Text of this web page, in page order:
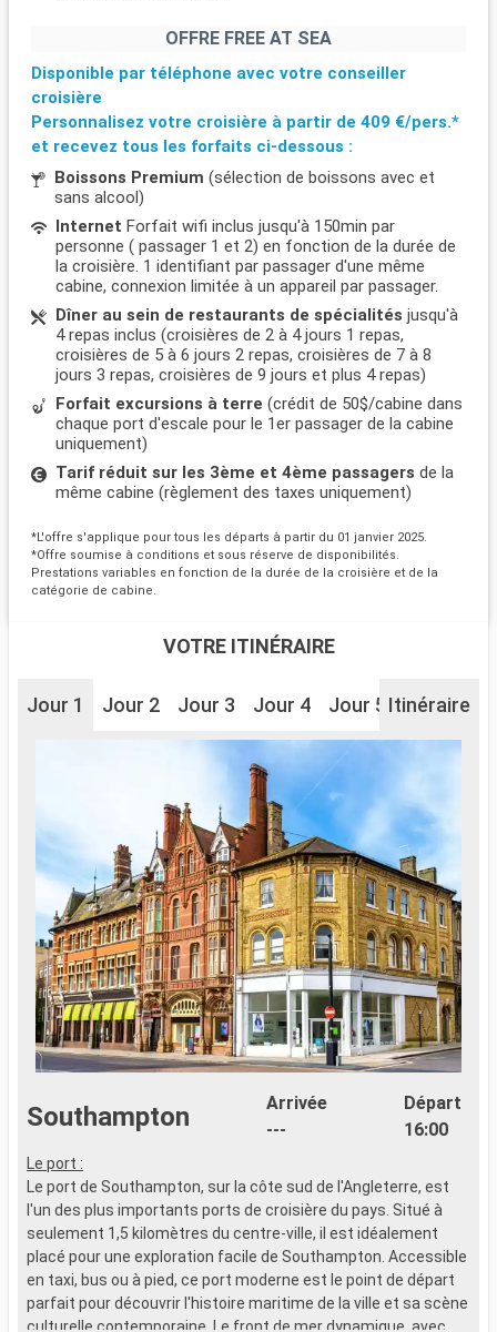
OFFRE FREE AT SEA
Disponible par téléphone avec votre conseiller
croisière
Personnalisez votre croisière à partir de 409 €/pers.*
et recevez tous les forfaits ci-dessous :
Boissons Premium (sélection de boissons avec et
sans alcool)
Internet Forfait wifi inclus jusqu'à 150min par
personne ( passager 1 et 2) en fonction de la durée de
la croisière. 1 identifiant par passager d'une même
cabine, connexion limitée à un appareil par passager.
Dîner au sein de restaurants de spécialités jusqu'à
4 repas inclus (croisières de 2 à 4 jours 1 repas,
croisières de 5 à 6 jours 2 repas, croisières de 7 à 8
jours 3 repas, croisières de 9 jours et plus 4 repas)
Forfait excursions à terre (crédit de 50$/cabine dans
chaque port d'escale pour le 1er passager de la cabine
uniquement)
Tarif réduit sur les 3ème et 4ème passagers de la
même cabine (règlement des taxes uniquement)
*L'offre s'applique pour tous les départs à partir du 01 janvier 2025.
*Offre soumise à conditions et sous réserve de disponibilités.
Prestations variables en fonction de la durée de la croisière et de la
catégorie de cabine.
VOTRE ITINÉRAIRE
Jour 1 Jour 2 Jour 3 Jour 4 Jour 5 Jour 6
Itinéraire
Southampton
Arrivée
---
Départ
16:00
Le port :
Le port de Southampton, sur la côte sud de l'Angleterre, est
l'un des plus importants ports de croisière du pays. Situé à
seulement 1,5 kilomètres du centre-ville, il est idéalement
placé pour une exploration facile de Southampton. Accessible
en taxi, bus ou à pied, ce port moderne est le point de départ
parfait pour découvrir l'histoire maritime de la ville et sa scène
culturelle contemporaine. Le front de mer dynamique, avec